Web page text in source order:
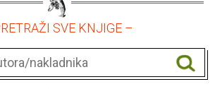
SVE KNJIGE –